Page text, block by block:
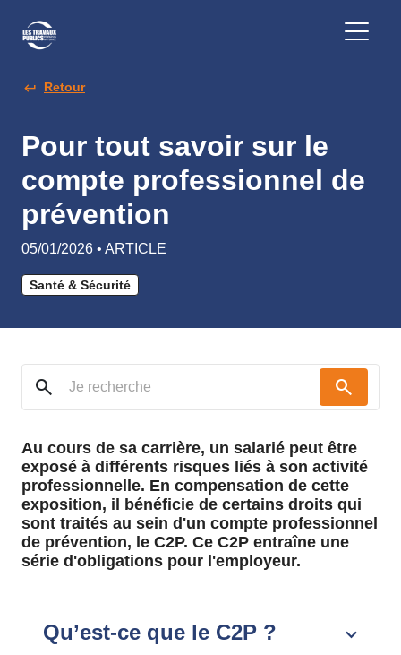
Retour
Pour tout savoir sur le
compte professionnel de
prévention
05/01/2026 • ARTICLE
Santé & Sécurité
search search
Au cours de sa carrière, un salarié peut être
exposé à différents risques liés à son activité
professionnelle. En compensation de cette
exposition, il bénéficie de certains droits qui
sont traités au sein d'un compte professionnel
de prévention, le C2P. Ce C2P entraîne une
série d'obligations pour l'employeur.
Qu’est-ce que le C2P ?